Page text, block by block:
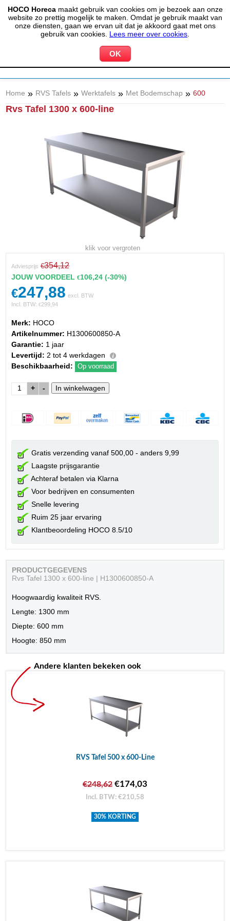
HOCO Horecamaakt gebruik van cookies om je bezoek aan onze
website zo prettig mogelijk te maken. Omdat je gebruik maakt van
onze diensten, gaan we ervan uit dat je akkoord gaat met ons
gebruik van cookies. Lees meer over cookies
(020) 497 6325 info@hocohoreca.nl
MIJN ACCOUNT 0 WINKELWAGEN
Home » RVS Tafels » Werktafels » Met Bodemschap » 600
Rvs Tafel 1300 x 600-line
klik voor vergroten
Adviesprijs €354,12
JOUW VOORDEEL€106,24 (-30%)
€247,88 excl. BTW
Incl. BTW:€299,94
Merk: HOCO
Artikelnummer: H1300600850-A
Garantie: 1 jaar
Levertijd: 2 tot 4 werkdagen
Beschikbaarheid:
Op voorraad
+ -
Gratis verzending vanaf 500,00 - anders 9,99
Laagste prijsgarantie
Achteraf betalen via Klarna
Voor bedrijven en consumenten
Snelle levering
Ruim 25 jaar ervaring
Klantbeoordeling HOCO 8.5/10
PRODUCTGEGEVENS
Rvs Tafel 1300 x 600-line | H1300600850-A
Hoogwaardig kwaliteit RVS.
Lengte: 1300 mm
Diepte: 600 mm
Hoogte: 850 mm
Andere klanten bekeken ook
RVS Tafel 500 x 600-Line
€248,62 €174,03
Incl. BTW: €210,58
30% KORTING